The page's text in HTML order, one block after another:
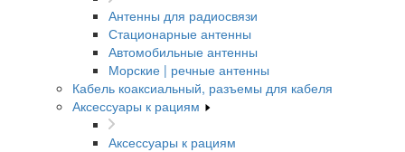
Антенны для радиосвязи
Стационарные антенны
Автомобильные антенны
Морские | речные антенны
Кабель коаксиальный, разъемы для кабеля
Аксессуары к рациям
Аксессуары к рациям